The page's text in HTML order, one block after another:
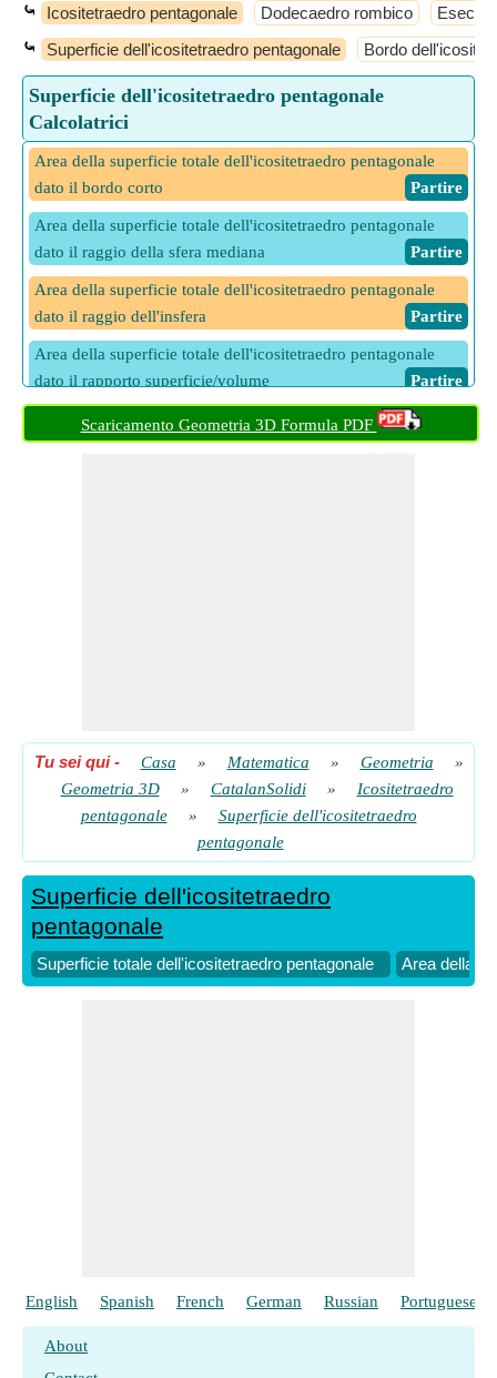
⤿ Icositetraedro pentagonale Dodecaedro rombico
⤿ Superficie dell'icositetraedro pentagonale Bordo
Superficie dell'icositetraedro pentagonale
Calcolatrici
Area della superficie totale dell'icositetraedro pentagonale
dato il bordo corto
​ Partire
Area della superficie totale dell'icositetraedro pentagonale
dato il raggio della sfera mediana
​ Partire
Area della superficie totale dell'icositetraedro pentagonale
dato il raggio dell'insfera
​ Partire
Area della superficie totale dell'icositetraedro pentagonale
dato il rapporto superficie/volume
​ Partire
Superficie totale dell'icositetraedro pentagonale ​ Partire
Scaricamento Geometria 3D Formula PDF
Tu sei qui- Casa » Matematica » Geometria
»
Geometria 3D
» CatalanSolidi »
Icositetraedro
pentagonale
»
Superficie dell'icositetraedro
pentagonale
Superficie dell'icositetraedro
pentagonale
Superficie totale dell'icositetraedro pentagonale Area della
English Spanish French German Russian Portuguese
About